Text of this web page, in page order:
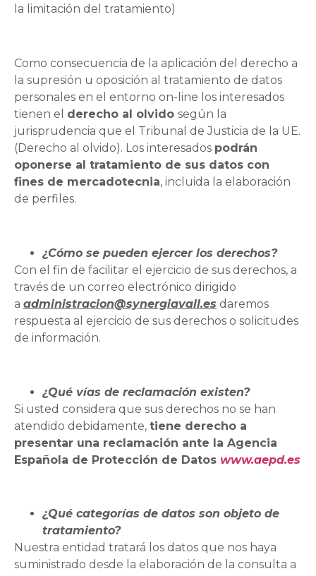
la limitación del tratamiento)
Como consecuencia de la aplicación del derecho a
la supresión u oposición al tratamiento de datos
personales en el entorno on-line los interesados
tienen el derecho al olvido según la
jurisprudencia que el Tribunal de Justicia de la UE.
(Derecho al olvido). Los interesados podrán
oponerse al tratamiento de sus datos con
fines de mercadotecnia, incluida la elaboración
de perfiles.
¿Cómo se pueden ejercer los derechos?
Con el fin de facilitar el ejercicio de sus derechos, a
través de un correo electrónico dirigido
a administracion@synergiavall.es daremos
respuesta al ejercicio de sus derechos o solicitudes
de información.
¿Qué vías de reclamación existen?
Si usted considera que sus derechos no se han
atendido debidamente, tiene derecho a
presentar una reclamación ante la Agencia
Española de Protección de Datos www.aepd.es
¿Qué categorías de datos son objeto de
tratamiento?
Nuestra entidad tratará los datos que nos haya
suministrado desde la elaboración de la consulta a